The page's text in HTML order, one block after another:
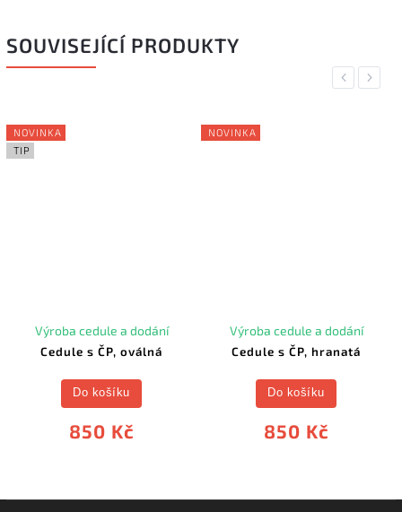
SOUVISEJÍCÍ PRODUKTY
Previous
NOVINKA
TIP
Cedule s ČP, oválná
Výroba cedule a dodání
850 Kč
Do košíku
NOVINKA
Cedule s ČP, hranatá
Výroba cedule a dodání
850 Kč
Do košíku
Next